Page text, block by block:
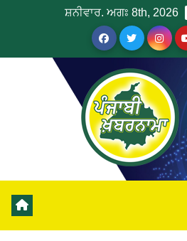
ਸ਼ਨੀਵਾਰ. ਅਗਃ 8th, 2026